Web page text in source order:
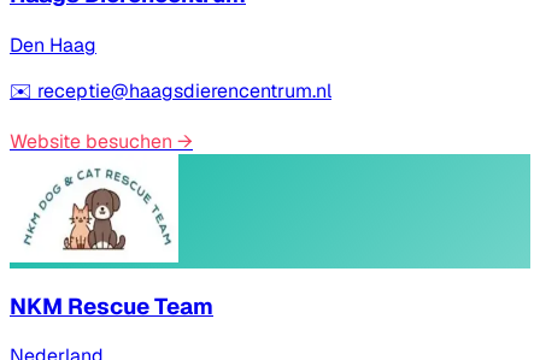
Den Haag
✉️ receptie@haagsdierencentrum.nl
Website besuchen →
NKM Rescue Team